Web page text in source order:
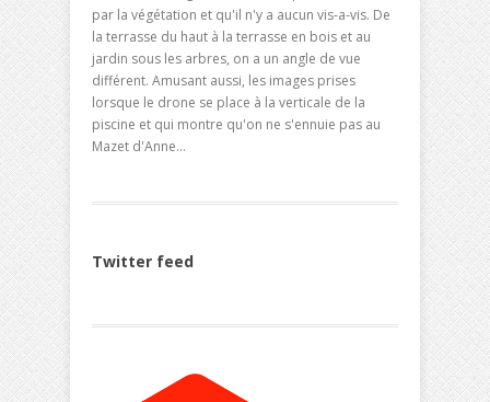
par la végétation et qu'il n'y a aucun vis-a-vis. De
la terrasse du haut à la terrasse en bois et au
jardin sous les arbres, on a un angle de vue
différent. Amusant aussi, les images prises
lorsque le drone se place à la verticale de la
piscine et qui montre qu'on ne s'ennuie pas au
Mazet d'Anne...
Twitter feed